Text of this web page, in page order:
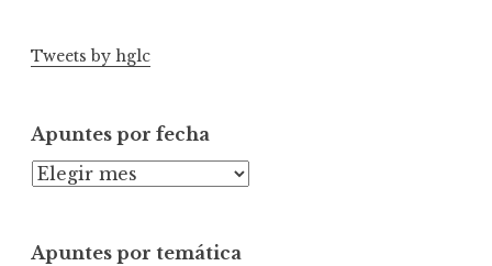
Tweets by hglc
Apuntes por fecha
A
n
Apuntes por temática